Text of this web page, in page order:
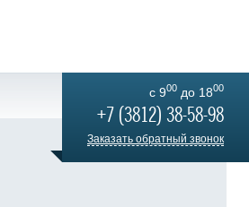
c 900 до 1800
+7 (3812) 38-58-98
Заказать обратный звонок